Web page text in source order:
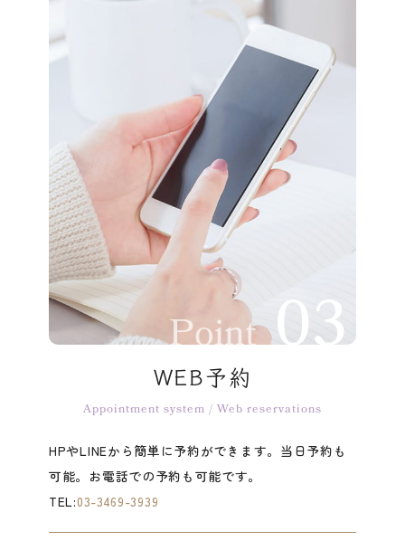
Point
WEB予約
Appointment system / Web reservations
HPやLINEから簡単に予約ができます。当日予約も
可能。お電話での予約も可能です。
TEL:03-3469-3939